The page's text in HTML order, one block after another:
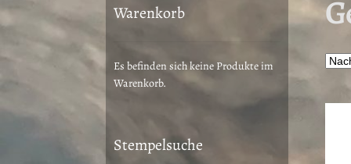
Warenkorb
Es befinden sich keine Produkte im
Warenkorb.
Stempelsuche